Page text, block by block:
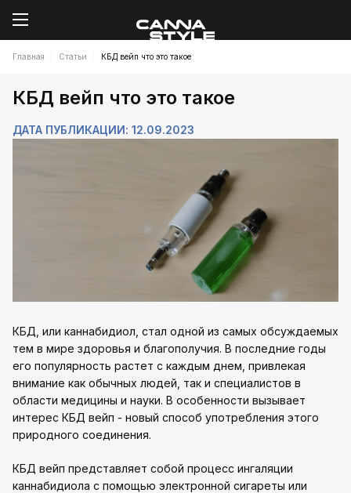
Главная Статьи КБД вейп что это такое
КБД вейп что это такое
ДАТА ПУБЛИКАЦИИ: 12.09.2023
КБД, или каннабидиол, стал одной из самых обсуждаемых
тем в мире здоровья и благополучия. В последние годы
его популярность растет с каждым днем, привлекая
внимание как обычных людей, так и специалистов в
области медицины и науки. В особенности вызывает
интерес КБД вейп - новый способ употребления этого
природного соединения.
КБД вейп представляет собой процесс ингаляции
каннабидиола с помощью электронной сигареты или